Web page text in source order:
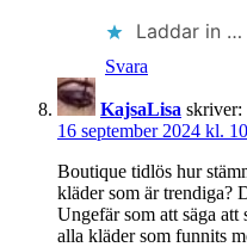
Laddar in …
Svara
KajsaLisa skriver:
16 september 2024 kl.
Boutique tidlös hur
kläder som är trendiga?
Ungefär som att säga
alla kläder som funnits